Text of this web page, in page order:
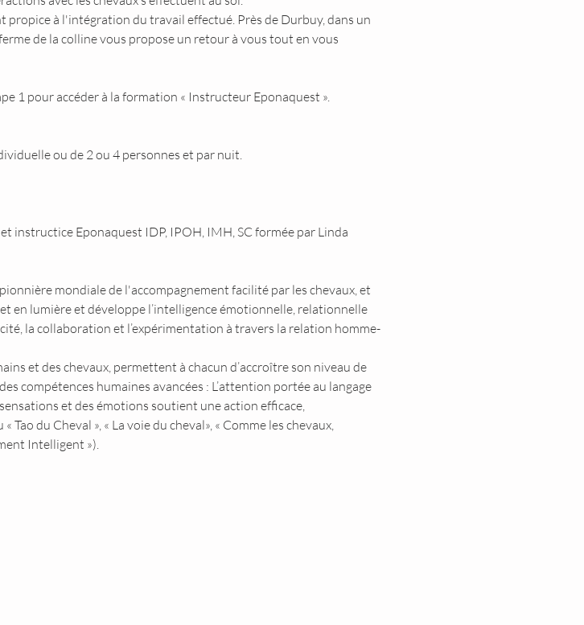
propice à l'intégration du travail effectué. Près de Durbuy, dans un
de la colline vous propose un retour à vous tout en vous
1 pour accéder à la formation « Instructeur Eponaquest ».
ou de 2 ou 4 personnes et par nuit.
instructice Eponaquest IDP, IPOH, IMH, SC formée par Linda
mondiale de l'accompagnement facilité par les chevaux, et
en lumière et développe l’intelligence émotionnelle, relationnelle
la collaboration et l’expérimentation à travers la relation homme-
et des chevaux, permettent à chacun d’accroître son niveau de
compétences humaines avancées : L’attention portée au langage
et des émotions soutient une action efficace,
du Cheval », « La voie du cheval», « Comme les chevaux,
Intelligent »).